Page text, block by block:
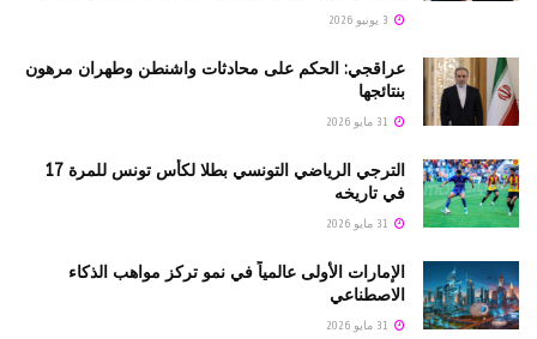
عراقجي: الحكم على محادثات واشنطن وطهران مرهون
بنتائجها
الترجي الرياضي التونسي بطلا لكأس تونس للمرة 17
في تاريخه
الإمارات الأولى عالمياً في نمو تركز مواهب الذكاء
الاصطناعي